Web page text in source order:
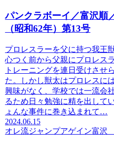
パンクラボーイ／富沢順
（昭和62年）第13号
プロレスラーを父に持つ我王
心つく前から父親にプロレス
トレーニングを連日受けさせ
た。しかし獣太はプロレスに
興味がなく、学校では一流会
るため日々勉強に精を出して
ょんな事件に巻き込まれて…
2024.06.15
オレ流ジャンプアゲイン富沢